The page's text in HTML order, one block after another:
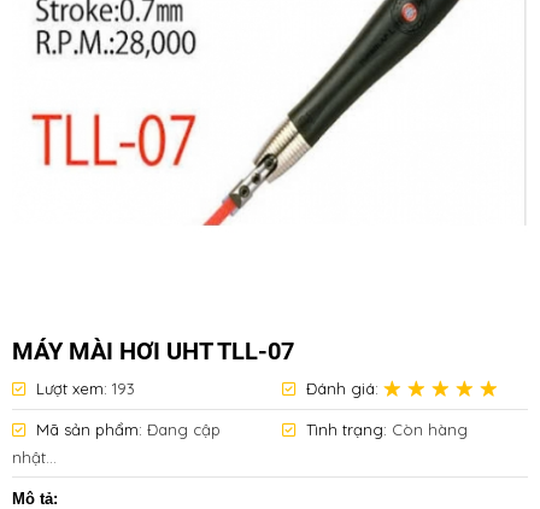
MÁY MÀI HƠI UHT TLL-07
Lượt xem: 193 Đánh giá:
Mã sản phẩm: Đang cập
nhật...
Tình trạng: Còn hàng
Mô tả: